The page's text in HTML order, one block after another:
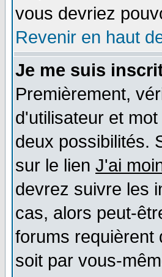
vous devriez
Revenir en haut
Je me suis
Premièrement,
d'utilisateur et
deux possibilités.
sur le lien J'ai
devrez suivre les
cas, alors peut-
forums requièrent
soit par vous-